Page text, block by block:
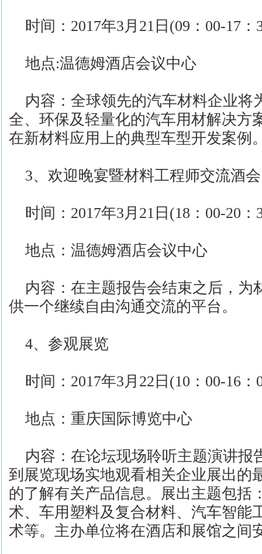
时间：2017年3月21日(09：00-17：
地点:温德姆酒店会议中心
内容：全球领先的汽车材料企业将
全、环保及轻量化的汽车用材解决方
在新材料应用上的典型车型开发案例
3、欢迎晚宴暨材料工程师交流酒会
时间：2017年3月21日(18：00-20：
地点：温德姆酒店会议中心
内容：在主题报告会结束之后，为
供一个继续自由沟通交流的平台。
4、参观展览
时间：2017年3月22日(10：00-16：
地点：重庆国际博览中心
内容：在论坛现场聆听主题演讲报
到展览现场实地观看相关企业展出的
的了解有关产品信息。展出主题包括
术、车用塑料及复合材料、汽车智能
术等。主办单位将在酒店和展馆之间